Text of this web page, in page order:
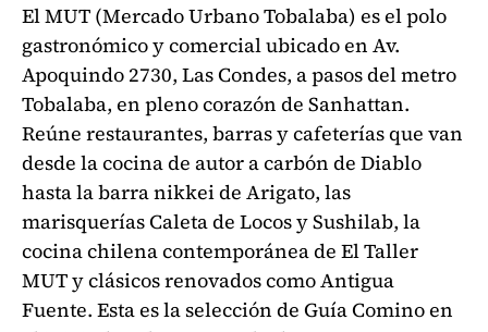
El MUT (Mercado Urbano Tobalaba) es el polo
gastronómico y comercial ubicado en Av.
Apoquindo 2730, Las Condes, a pasos del metro
Tobalaba, en pleno corazón de Sanhattan.
Reúne restaurantes, barras y cafeterías que van
desde la cocina de autor a carbón de Diablo
hasta la barra nikkei de Arigato, las
marisquerías Caleta de Locos y Sushilab, la
cocina chilena contemporánea de El Taller
MUT y clásicos renovados como Antigua
Fuente. Esta es la selección de Guía Comino en